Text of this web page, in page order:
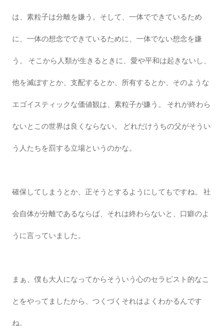
は、素粒子は分離を嫌う。そして、一体でできているため
に、一体の想念でできているために、一体でない想念を嫌
う。 そこから人類が生きるときに、愛や平和は起きないし、
他を滅ぼすとか、支配するとか、所有するとか、そのような
エゴイスティックな価値観は、素粒子が嫌う。 それが終わら
ないとこの世界は良くならない。 どれだけうちの父がそうい
う人たちを罰する立場というのかな。
確保してしまうとか、正そうとするようにしてもですね。 社
会自体が分離であるならば、それは終わらないと、口癖のよ
うに言っていました。
まぁ、僕も大人になってからそういう心のセラピスト的なこ
とをやってましたから、つくづくそれはよくわかるんです
ね。